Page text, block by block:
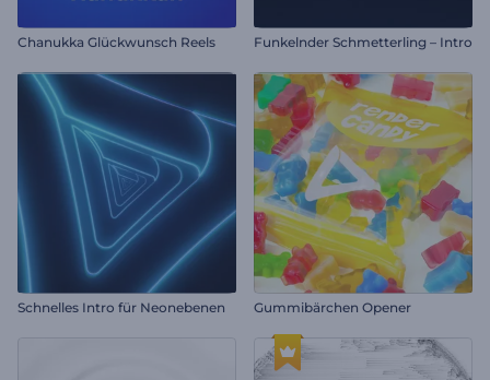
Chanukka Glückwunsch Reels Funkelnder Schmetterling – Intro
Schnelles Intro für Neonebenen Gummibärchen Opener